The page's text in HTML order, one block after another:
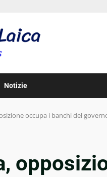
Notizie
occupa i banchi del